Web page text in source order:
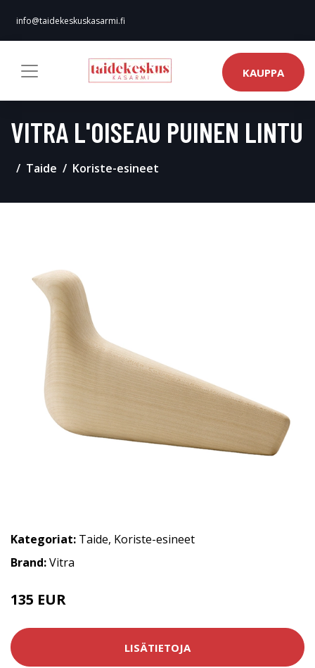
info@taidekeskuskasarmi.fi
KAUPPA
VITRA L'OISEAU PUINEN LINTU
Taide Koriste-esineet
Kategoriat: Taide, Koriste-esineet
Brand:Vitra
135 EUR
LISÄTIETOJA